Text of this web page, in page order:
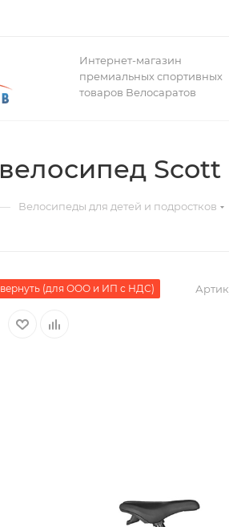
Интернет-магазин
премиальных спортивных
товаров Велосаратов
Scott
Велосипеды для детей и подростков
(для ООО и ИП с НДС)